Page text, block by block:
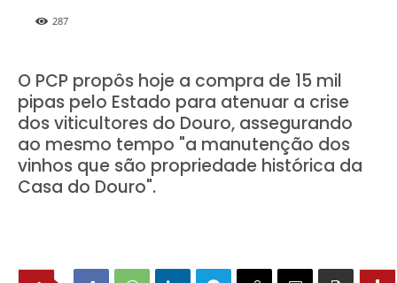
287
O PCP propôs hoje a compra de 15 mil
pipas pelo Estado para atenuar a crise
dos viticultores do Douro, assegurando
ao mesmo tempo "a manutenção dos
vinhos que são propriedade histórica da
Casa do Douro".